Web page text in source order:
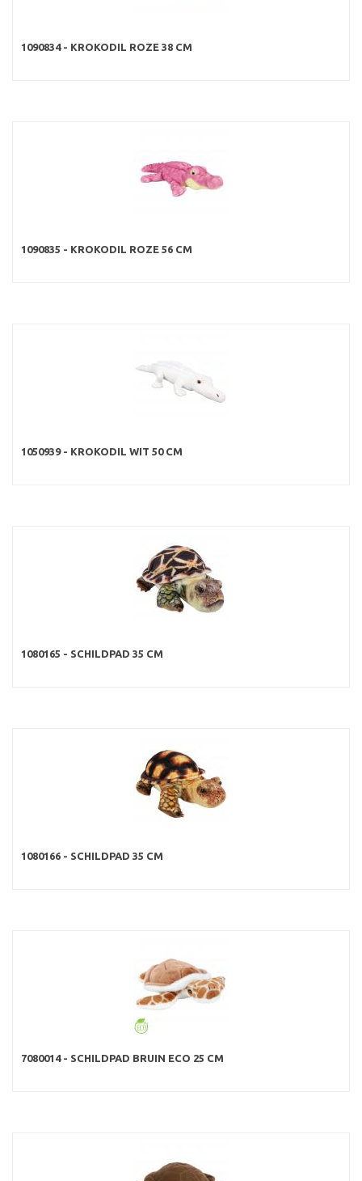
1090834 - KROKODIL ROZE 38 CM
1090835 - KROKODIL ROZE 56 CM
1050939 - KROKODIL WIT 50 CM
1080165 - SCHILDPAD 35 CM
1080166 - SCHILDPAD 35 CM
7080014 - SCHILDPAD BRUIN ECO 25 CM